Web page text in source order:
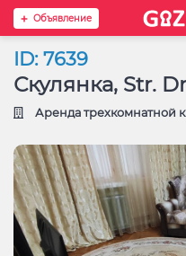
Oбъявление
ID: 7639
Скулянка, Str.
Аренда трехкомнатной